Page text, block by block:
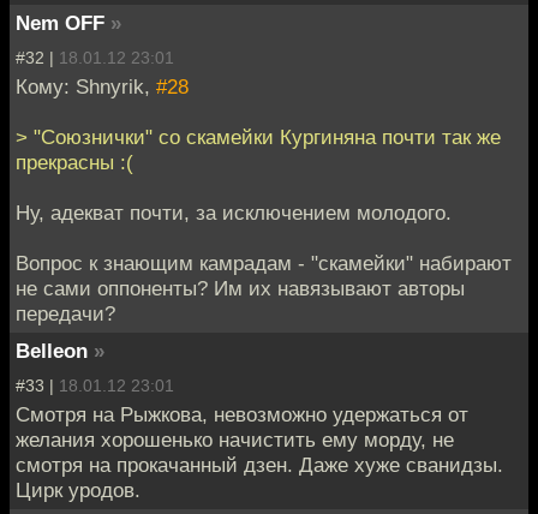
Nem OFF »
#32 | 18.01.12 23:01
Кому: Shnyrik, #28
> "Союзнички" со скамейки Кургиняна почти так же
прекрасны :(
Ну, адекват почти, за исключением молодого.
Вопрос к знающим камрадам - "скамейки" набирают
не сами оппоненты? Им их навязывают авторы
передачи?
Belleon »
#33 | 18.01.12 23:01
Смотря на Рыжкова, невозможно удержаться от
желания хорошенько начистить ему морду, не
смотря на прокачанный дзен. Даже хуже сванидзы.
Цирк уродов.